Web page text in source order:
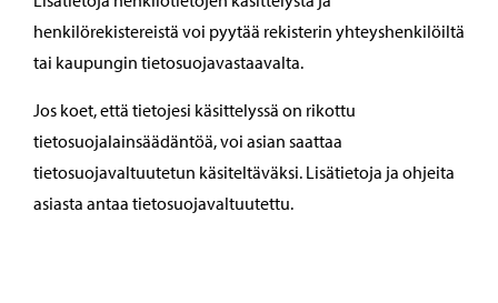
henkilörekistereistä voi pyytää rekisterin yhteyshenkilöiltä
tai kaupungin tietosuojavastaavalta.
Jos koet, että tietojesi käsittelyssä on rikottu
tietosuojalainsäädäntöä, voi asian saattaa
tietosuojavaltuutetun käsiteltäväksi. Lisätietoja ja ohjeita
asiasta antaa tietosuojavaltuutettu.